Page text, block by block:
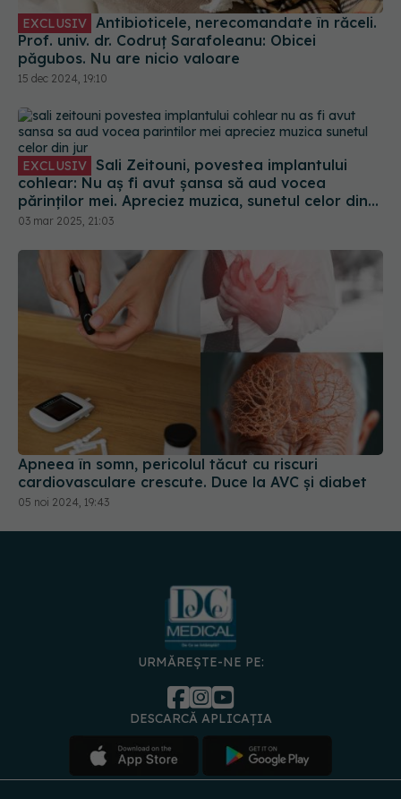
EXCLUSIV
Prof. univ. dr. Codruț Sarafoleanu: Obicei
păgubos. Nu are nicio valoare
15 dec 2024, 19:10
EXCLUSIV
cohlear: Nu aș fi avut șansa să aud vocea
părinților mei. Apreciez muzica, sunetul celor din
jur
03 mar 2025, 21:03
Apneea în somn, pericolul tăcut cu riscuri
cardiovasculare crescute. Duce la AVC și diabet
05 noi 2024, 19:43
URMĂREȘTE-NE PE:
DESCARCĂ APLICAȚIA